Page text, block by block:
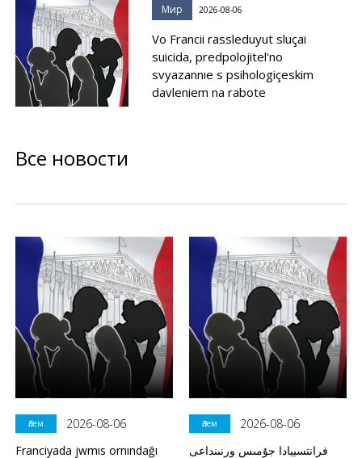
Мир 2026-08-06
Vo Francii rassleduyut sluçai
suicida, predpolojitel'no
svyazannıe s psihologiçeskim
davleniem na rabote
Все новости
Әлем
2026-08-06
Franciyada jwmıs ornındağı
Әлем
2026-08-06
فرانتسييادا جۇمىس ورنىنداعى